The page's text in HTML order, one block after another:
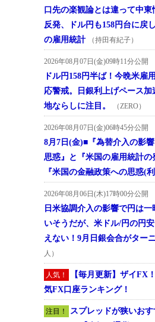
口先の楽観論とは違って中
反発、ドル円も158円台に戻
の雇用統計
（持田有紀子）
2026年08月07日(金)09時11分公開
ドル円158円半ば！今晩米雇
応警戒。日銀利上げペース加
地ならしに注目。
（ZERO）
2026年08月07日(金)06時45分公開
8月7日(金)■『為替介入の影
思惑』と『米国の雇用統計の
『米国の金融政策への思惑(
2026年08月06日(木)17時00分公開
日米協調介入の影響で円は
いそうだが、米ドル/円の円
えない！9月日銀会合がター
人）
人気！
【毎月更新】ザイFX
気FX口座ランキング！
注目！
スプレッドが狭いお